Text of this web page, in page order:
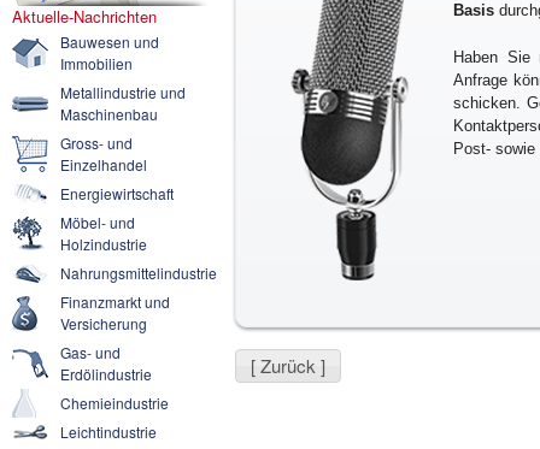
Aktuelle-Nachrichten
Bauwesen und
Immobilien
Metallindustrie und
Maschinenbau
Gross- und
Einzelhandel
Energiewirtschaft
Möbel- und
Holzindustrie
Nahrungsmittelindustrie
Finanzmarkt und
Versicherung
Gas- und
Erdölindustrie
Chemieindustrie
Leichtindustrie
Basis
Haben Sie
Anfrage
schicken.
Post-
[ Zurück ]